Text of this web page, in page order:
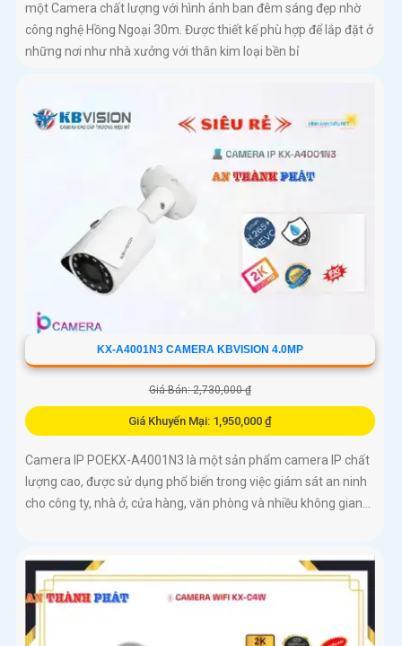
một Camera chất lượng với hình ảnh ban đêm sáng đẹp nhờ
công nghệ Hồng Ngoại 30m. Được thiết kế phù hợp để lắp đặt ở
những nơi như nhà xưởng với thân kim loại bền bỉ
KX-A4001N3 CAMERA KBVISION 4.0MP
Giá Bán: 2,730,000 ₫
Giá Khuyến Mại: 1,950,000 ₫
Camera IP POEKX-A4001N3 là một sản phẩm camera IP chất
lượng cao, được sử dụng phổ biến trong việc giám sát an ninh
cho công ty, nhà ở, cửa hàng, văn phòng và nhiều không gian...